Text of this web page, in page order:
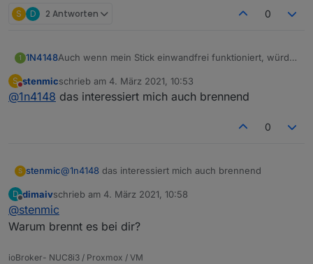
S D 2 Antworten 0
1 1N4148Auch wenn mein Stick einwandfrei funktioniert, würde
USB mit dem SmartRF 2 flasht. Er erkennt zwar den
CH340 USB2SER Konverter, aber den Chip nicht.
"Connect" drücke kommt nur eine Fehlermeldung von
S
Nicht stören
stenmicschrieb am 4. März 2021, 10:53
zuletzt editiert von
@1n4148 das interessiert mich auch brennend
0
S stenmic@1n4148 das interessiert mich auch brennend
D
Offline
dimaivschrieb am 4. März 2021, 10:58
zuletzt editiert von
@stenmic
Warum brennt es bei dir?
ioBroker- NUC8i3 / Proxmox / VM